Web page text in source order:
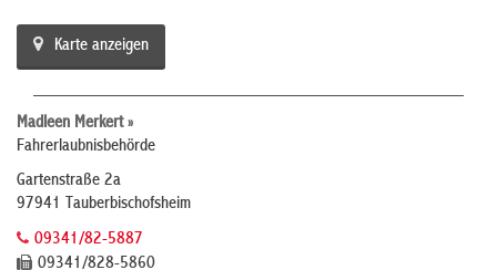
Karte anzeigen
Madleen Merkert »
Fahrerlaubnisbehörde
Gartenstraße 2a
97941 Tauberbischofsheim
09341/82-5887
09341/828-5860